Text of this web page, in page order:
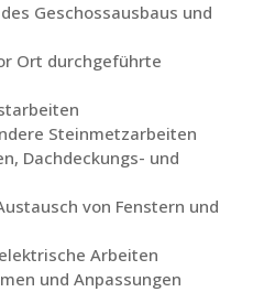
Geschossausbaus und
Ort durchgeführte
Steinmetzarbeiten
Dachdeckungs- und
von Fenstern und
Arbeiten
und Anpassungen